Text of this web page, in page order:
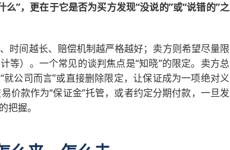
”，更在于它是否为买方发现“没说的”或“说错的”之
时间越长、赔偿机制越严格越好；卖方则希望尽量限
等）。一个常见的谈判焦点是“知晓”的限定。卖方总
公司而言”或直接删除限定，让保证成为一项绝对义
价款作为“保证金”托管，或者约定分期付款，一旦发
把握。